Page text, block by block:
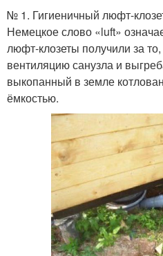
№ 1. Гигиеничный люфт-
Немецкое слово «luft»
люфт-клозеты получили за
вентиляцию санузла и
выкопанный в земле
ёмкостью.